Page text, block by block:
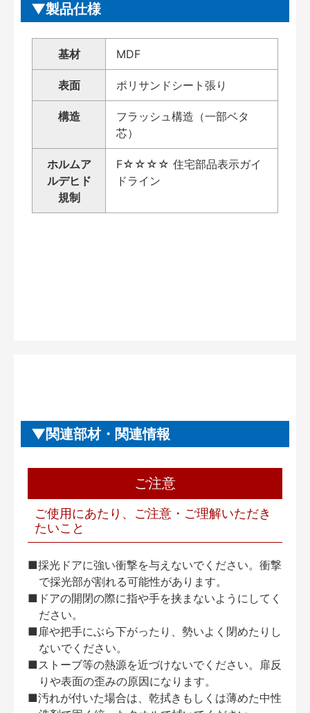
製品仕様
基材 MDF
表面 ポリサンドシート張り
構造
フラッシュ構造（一部ベタ
芯）
ホルムア
ルデヒド
規制
F☆☆☆☆ 住宅部品表示ガイ
ドライン
関連部材・関連情報
ご注意
ご使用にあたり、ご注意・ご理解いただき
たいこと
■採光ドアに強い衝撃を与えないでください。衝撃
で採光部が割れる可能性があります。
■ドアの開閉の際に指や手を挟まないようにしてく
ださい。
■扉や把手にぶら下がったり、勢いよく閉めたりし
ないでください。
■ストーブ等の熱源を近づけないでください。扉反
りや表面の歪みの原因になります。
■汚れが付いた場合は、乾拭きもしくは薄めた中性